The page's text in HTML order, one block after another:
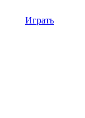
Играть